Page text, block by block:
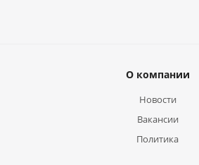
О компании
Новости
Вакансии
Политика